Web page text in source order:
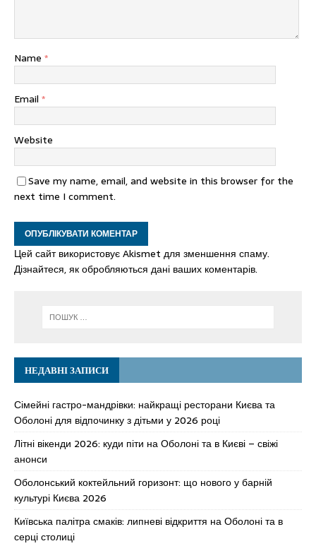
Name *
Email *
Website
Save my name, email, and website in this browser for the
next time I comment.
Цей сайт використовує Akismet для зменшення спаму.
Дізнайтеся, як обробляються дані ваших коментарів.
НЕДАВНІ ЗАПИСИ
Сімейні гастро-мандрівки: найкращі ресторани Києва та
Оболоні для відпочинку з дітьми у 2026 році
Літні вікенди 2026: куди піти на Оболоні та в Києві – свіжі
анонси
Оболонський коктейльний горизонт: що нового у барній
культурі Києва 2026
Київська палітра смаків: липневі відкриття на Оболоні та в
серці столиці